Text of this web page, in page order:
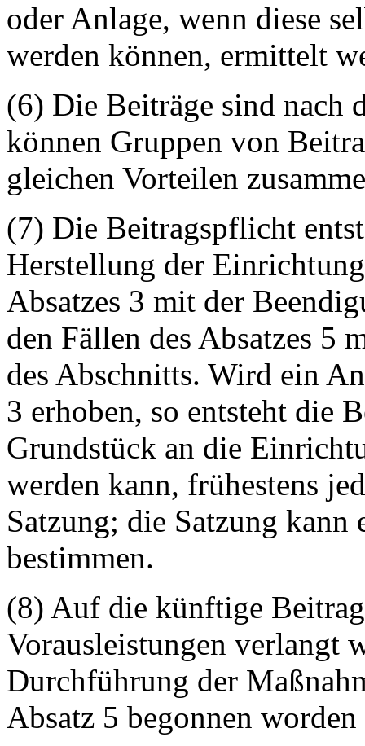
oder Anlage, wenn diese
werden können, ermittelt
(6) Die Beiträge sind nach
können Gruppen von
gleichen Vorteilen
(7) Die Beitragspflicht
Herstellung der
Absatzes 3 mit der
den Fällen des Absatzes 5
des Abschnitts. Wird ein
3 erhoben, so entsteht die
Grundstück an die
werden kann, frühestens
Satzung; die Satzung kann
bestimmen.
(8) Auf die künftige
Vorausleistungen verlangt
Durchführung der
Absatz 5 begonnen